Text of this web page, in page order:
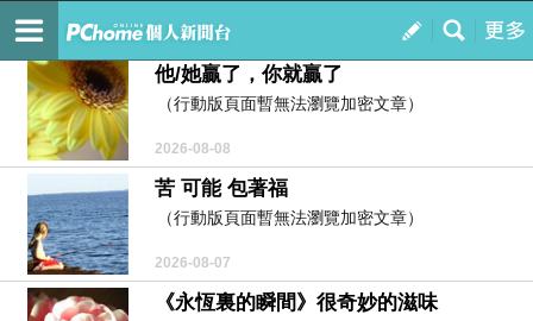
我的
訂閱
我翱翔
他/她贏了，你就贏了
（行動版頁面暫無法瀏覽加密文章）
2026-08-08
苦 可能 包著福
（行動版頁面暫無法瀏覽加密文章）
2026-08-07
《永恆裏的瞬間》很奇妙的滋味